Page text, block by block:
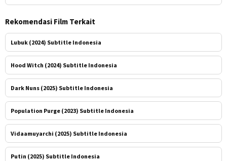
Rekomendasi Film Terkait
Lubuk (2024) Subtitle Indonesia
Hood Witch (2024) Subtitle Indonesia
Dark Nuns (2025) Subtitle Indonesia
Population Purge (2023) Subtitle Indonesia
Vidaamuyarchi (2025) Subtitle Indonesia
Putin (2025) Subtitle Indonesia